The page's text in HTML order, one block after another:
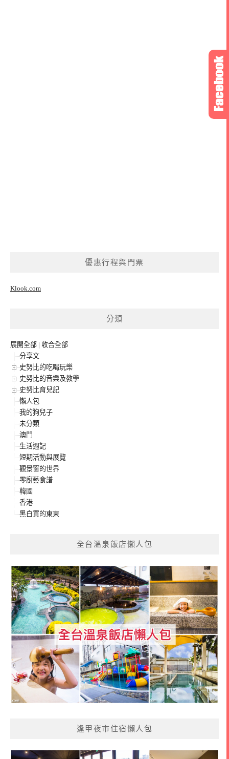
優惠行程與門票
Klook.com
分類
展開全部 | 收合全部
分享文
史努比的吃喝玩樂
史努比的音樂及教學
史努比育兒記
懶人包
我的狗兒子
未分類
澳門
生活週記
短期活動與展覽
觀景窗的世界
零廚藝食譜
韓國
香港
黑白買的東東
全台溫泉飯店懶人包
逢甲夜市住宿懶人包